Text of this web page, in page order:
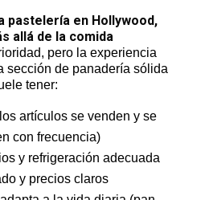
pastelería en Hollywood,
allá de la comida
pero la experiencia
sección de panadería sólida
tener:
artículos se venden y se
con frecuencia)
y refrigeración adecuada
y precios claros